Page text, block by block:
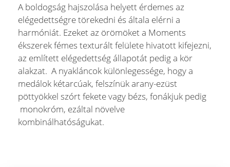
A boldogság hajszolása helyett érdemes az
elégedettségre törekedni és általa elérni a
harmóniát. Ezeket az örömöket a Moments
ékszerek fémes texturált felülete hivatott kifejezni,
az említett elégedettség állapotát pedig a kör
alakzat. A nyakláncok különlegessége, hogy a
medálok kétarcúak, felszínük arany-ezüst
pöttyökkel szórt fekete vagy bézs, fonákjuk pedig
monokróm, ezáltal növelve
kombinálhatóságukat.